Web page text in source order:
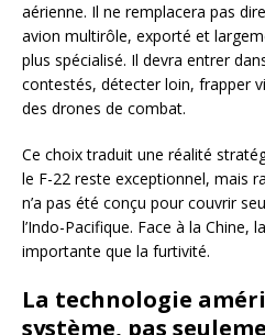
aérienne. Il ne remplacera pas
avion multirôle, exporté et
plus spécialisé. Il devra entrer
contestés, détecter loin, frapper
des drones de combat.
Ce choix traduit une réalité
le F-22 reste exceptionnel, mais
n’a pas été conçu pour couvrir
l’Indo-Pacifique. Face à la Chine,
importante que la furtivité.
La technologie
système, pas